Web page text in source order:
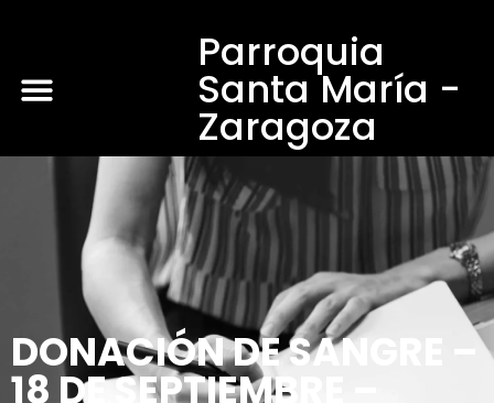
Parroquia
Santa María -
Zaragoza
DONACIÓN DE SANGRE –
18 DE SEPTIEMBRE –